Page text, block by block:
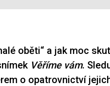
oběti“ a jak moc
Věříme vám.
o opatrovnictví